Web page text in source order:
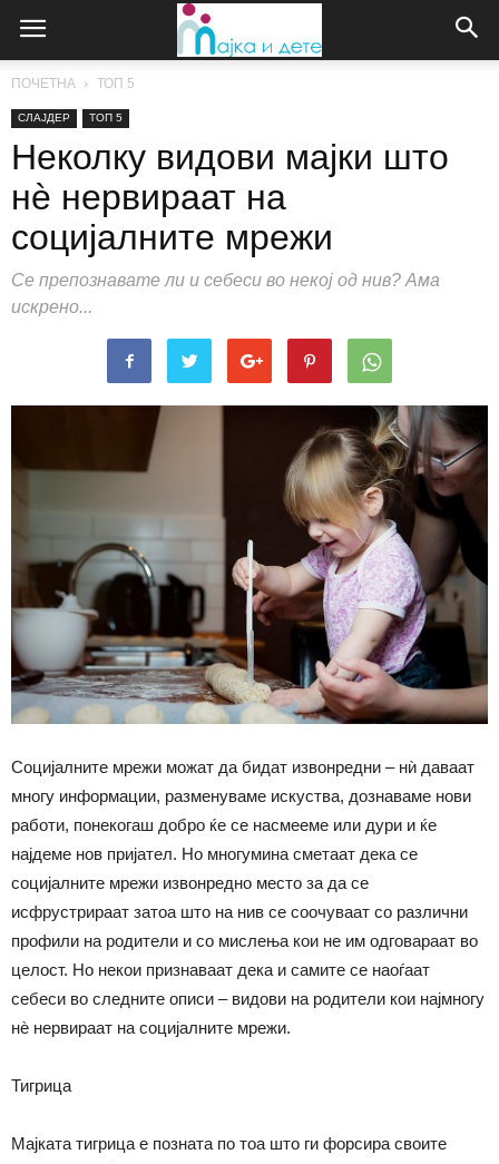
ПОЧЕТНА ТОП 5
СЛАЈДЕР ТОП 5
Неколку видови мајки што
нѐ нервираат на
социјалните мрежи
Се препознавате ли и себеси во некој од нив? Ама
искрено...
Социјалните мрежи можат да бидат извонредни – нѝ даваат
многу информации, разменуваме искуства, дознаваме нови
работи, понекогаш добро ќе се насмееме или дури и ќе
најдеме нов пријател. Но многумина сметаат дека се
социјалните мрежи извонредно место за да се
исфрустрираат затоа што на нив се соочуваат со различни
профили на родители и со мислења кои не им одговараат во
целост. Но некои признаваат дека и самите се наоѓаат
себеси во следните описи – видови на родители кои најмногу
нѐ нервираат на социјалните мрежи.
Тигрица
Мајката тигрица е позната по тоа што ги форсира своите